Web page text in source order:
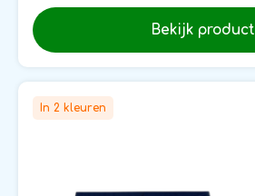
Bekijk product
In 2 kleuren